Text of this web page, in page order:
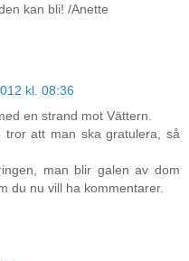
kan bli! /Anette
kl. 08:36
en strand mot Vättern.
att man ska gratulera, så
man blir galen av dom
du nu vill ha kommentarer.